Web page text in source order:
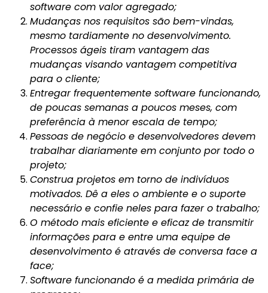
software com valor agregado;
Mudanças nos requisitos são bem-vindas,
mesmo tardiamente no desenvolvimento.
Processos ágeis tiram vantagem das
mudanças visando vantagem competitiva
para o cliente;
Entregar frequentemente software funcionando,
de poucas semanas a poucos meses, com
preferência à menor escala de tempo;
Pessoas de negócio e desenvolvedores devem
trabalhar diariamente em conjunto por todo o
projeto;
Construa projetos em torno de indivíduos
motivados. Dê a eles o ambiente e o suporte
necessário e confie neles para fazer o trabalho;
O método mais eficiente e eficaz de transmitir
informações para e entre uma equipe de
desenvolvimento é através de conversa face a
face;
Software funcionando é a medida primária de